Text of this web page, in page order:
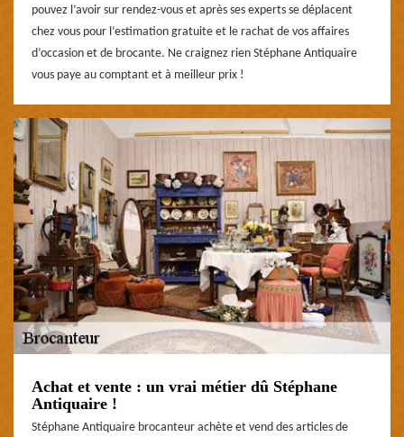
pouvez l’avoir sur rendez-vous et après ses experts se déplacent
chez vous pour l’estimation gratuite et le rachat de vos affaires
d’occasion et de brocante. Ne craignez rien Stéphane Antiquaire
vous paye au comptant et à meilleur prix !
Achat et vente : un vrai métier dû Stéphane
Antiquaire !
Stéphane Antiquaire brocanteur achète et vend des articles de